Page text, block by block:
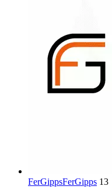
FerGippsFerGipps 13